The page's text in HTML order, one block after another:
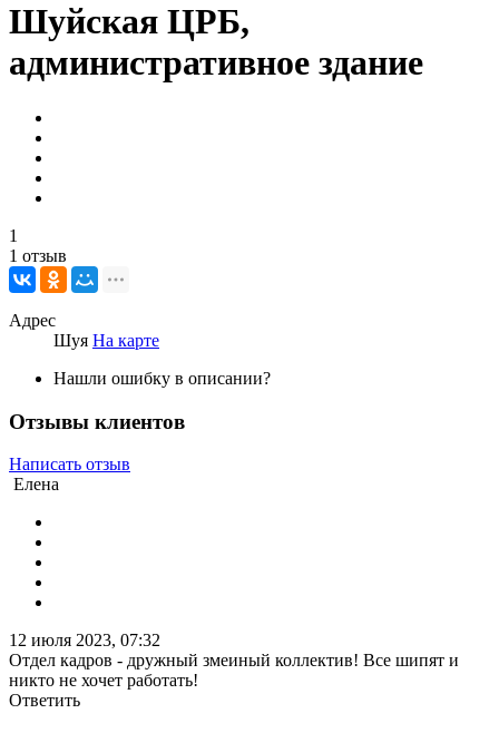
Шуйская ЦРБ,
административное здание
1
1 отзыв
Адрес
Шуя На карте
Нашли ошибку в описании?
Отзывы клиентов
Написать отзыв
Елена
12 июля 2023, 07:32
Отдел кадров - дружный змеиный коллектив! Все шипят и
никто не хочет работать!
Ответить